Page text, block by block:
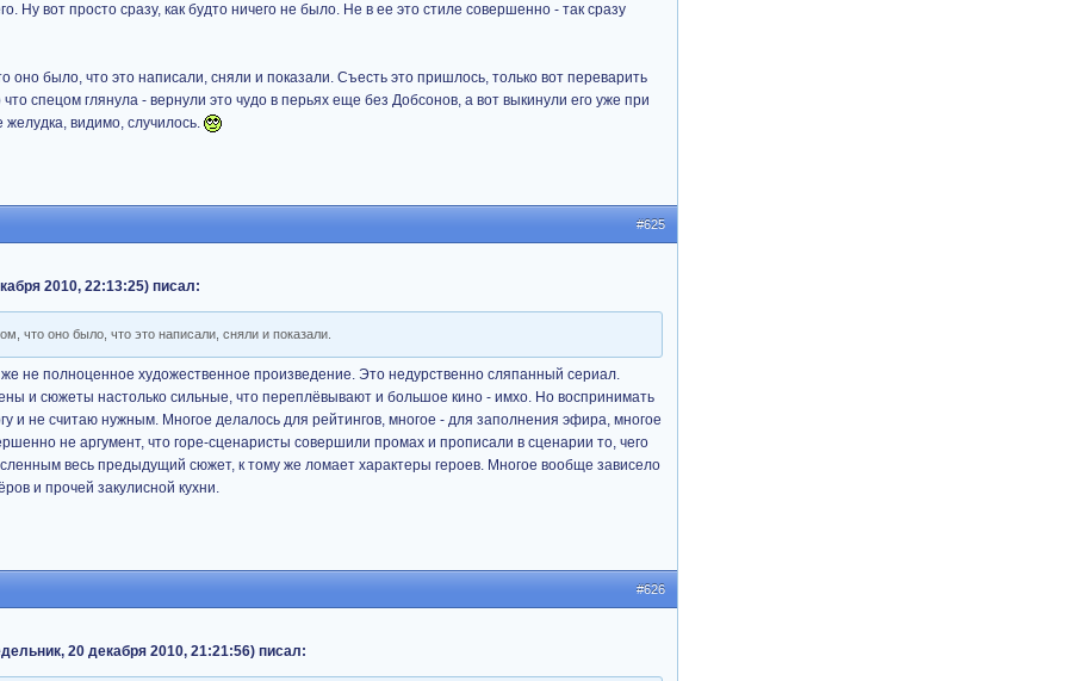
Ну вот просто сразу, как будто ничего не было. Не в ее это стиле совершенно - так сразу
оно было, что это написали, сняли и показали. Съесть это пришлось, только вот переварить
что спецом глянула - вернули это чудо в перьях еще без Добсонов, а вот выкинули его уже при
видимо, случилось.
#625
2010, 22:13:25) писал:
что оно было, что это написали, сняли и показали.
не полноценное художественное произведение. Это недурственно сляпанный сериал.
и сюжеты настолько сильные, что переплёвывают и большое кино - имхо. Но воспринимать
и не считаю нужным. Многое делалось для рейтингов, многое - для заполнения эфира, многое
не аргумент, что горе-сценаристы совершили промах и прописали в сценарии то, чего
весь предыдущий сюжет, к тому же ломает характеры героев. Многое вообще зависело
и прочей закулисной кухни.
#626
20 декабря 2010, 21:21:56) писал: